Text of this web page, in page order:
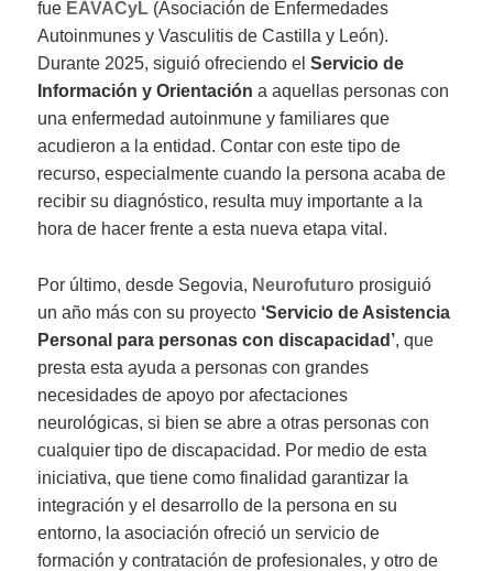
fue EAVACyL (Asociación de Enfermedades
Autoinmunes y Vasculitis de Castilla y León).
Durante 2025, siguió ofreciendo elServicio de
Información y Orientación a aquellas personas con
una enfermedad autoinmune y familiares que
acudieron a la entidad. Contar con este tipo de
recurso, especialmente cuando la persona acaba de
recibir su diagnóstico, resulta muy importante a la
hora de hacer frente a esta nueva etapa vital.
Por último, desde Segovia, Neurofuturo prosiguió
un año más con su proyecto ‘Servicio de Asistencia
Personal para personas con discapacidad’, que
presta esta ayuda a personas con grandes
necesidades de apoyo por afectaciones
neurológicas, si bien se abre a otras personas con
cualquier tipo de discapacidad. Por medio de esta
iniciativa, que tiene como finalidad garantizar la
integración y el desarrollo de la persona en su
entorno, la asociación ofreció un servicio de
formación y contratación de profesionales, y otro de